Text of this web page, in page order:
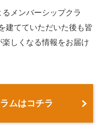
メンバーシップクラ
建てていただいた後も皆
しくなる情報をお届け
ムはコチラ